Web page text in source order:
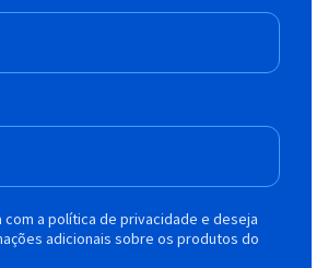
com a política de privacidade e deseja
adicionais sobre os produtos do